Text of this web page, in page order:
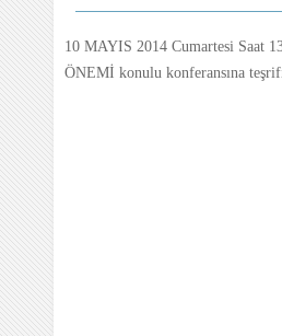
10 MAYIS 2014 Cumartesi Saat
ÖNEMİ konulu konferansına